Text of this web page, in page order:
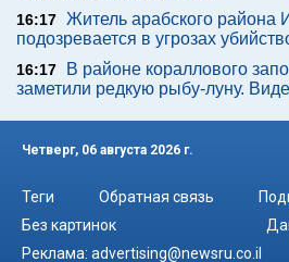
16:17 Житель арабского района
подозревается в угрозах
16:17
В районе кораллового
заметили редкую рыбу-луну.
Четверг, 06 августа 2026 г.
Теги Обратная связь
Без картинок
Реклама: advertising@newsru.co.il